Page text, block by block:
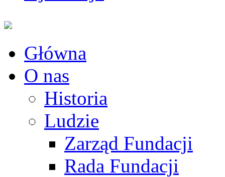
Główna
O nas
Historia
Ludzie
Zarząd Fundacji
Rada Fundacji